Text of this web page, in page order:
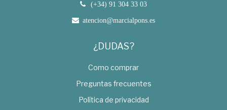
(+34) 91 304 33 03
atencion@marcialpons.es
¿DUDAS?
Como comprar
Preguntas frecuentes
Política de privacidad